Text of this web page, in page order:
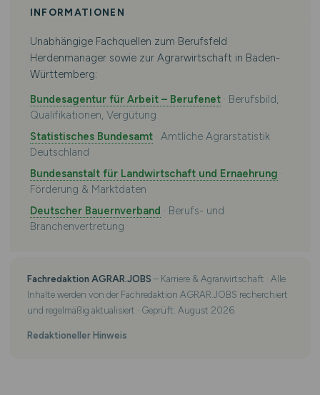
INFORMATIONEN
Unabhängige Fachquellen zum Berufsfeld
Herdenmanager sowie zur Agrarwirtschaft in Baden-
Württemberg:
Bundesagentur für Arbeit – Berufenet· Berufsbild,
Qualifikationen, Vergütung
Statistisches Bundesamt· Amtliche Agrarstatistik
Deutschland
Bundesanstalt für Landwirtschaft und Ernaehrung ·
Förderung & Marktdaten
Deutscher Bauernverband · Berufs- und
Branchenvertretung
Fachredaktion AGRAR.JOBS – Karriere & Agrarwirtschaft · Alle
Inhalte werden von der Fachredaktion AGRAR.JOBS recherchiert
und regelmäßig aktualisiert · Geprüft: August 2026
Redaktioneller Hinweis